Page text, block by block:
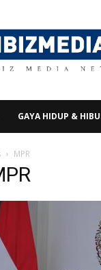
GAYA HIDUP &
MPR